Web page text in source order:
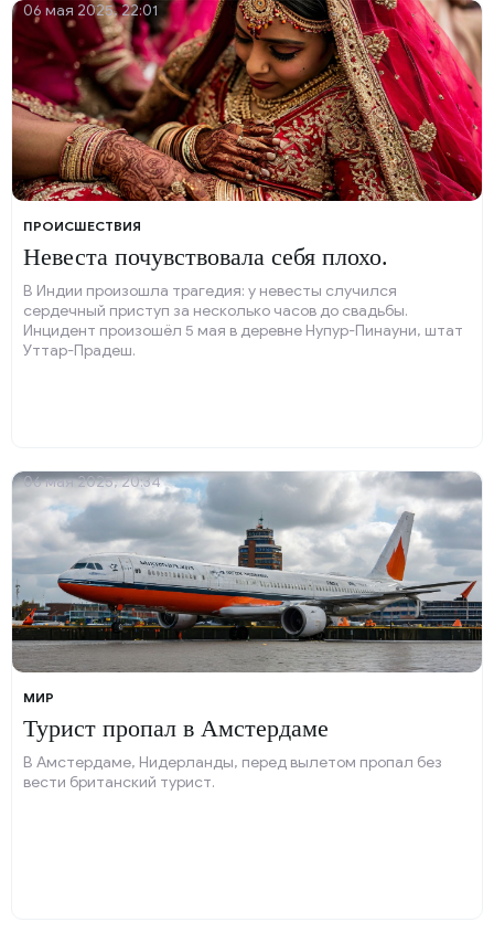
ПРОИСШЕСТВИЯ
Невеста почувствовала себя плохо.
В Индии произошла трагедия: у невесты случился
сердечный приступ за несколько часов до свадьбы.
Инцидент произошёл 5 мая в деревне Нупур-Пинауни, штат
Уттар-Прадеш.
06 мая 2025, 22:01
МИР
Турист пропал в Амстердаме
В Амстердаме, Нидерланды, перед вылетом пропал без
вести британский турист.
06 мая 2025, 20:34